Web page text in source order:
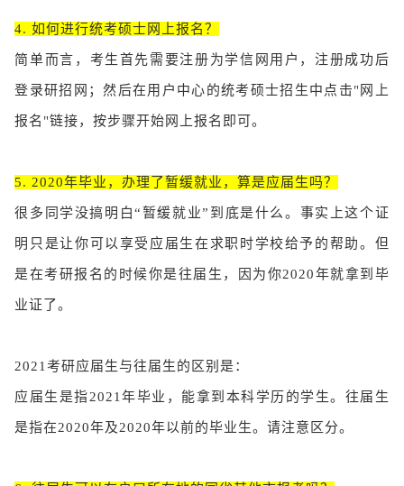
4. 如何进行统考硕士网上报名？
简单而言，考生首先需要注册为学信网用户，注册成功后
登录研招网；然后在用户中心的统考硕士招生中点击"网上
报名"链接，按步骤开始网上报名即可。
5. 2020年毕业，办理了暂缓就业，算是应届生吗？
很多同学没搞明白“暂缓就业”到底是什么。事实上这个证
明只是让你可以享受应届生在求职时学校给予的帮助。但
是在考研报名的时候你是往届生，因为你2020年就拿到毕
业证了。
2021考研应届生与往届生的区别是：
应届生是指2021年毕业，能拿到本科学历的学生。往届生
是指在2020年及2020年以前的毕业生。请注意区分。